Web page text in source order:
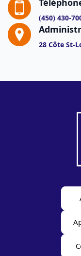
(450) 430-
28 Côte St-